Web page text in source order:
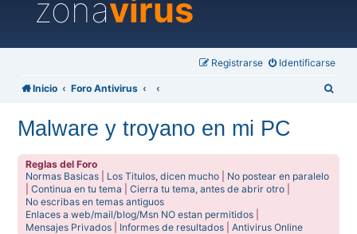
zonavirus
Identificarse
Registrarse
Inicio Foro Antivirus
Malware y troyano en mi PC
Reglas del Foro
Normas Basicas
Los Titulos, dicen mucho
No postear en paralelo
|Continua en tu tema |Cierra tu tema, antes de abrir otro
No escribas en temas antiguos
Enlaces a web/mail/blog/Msn NO estan permitidos
Mensajes Privados
Informes de resultados |Antivirus Online